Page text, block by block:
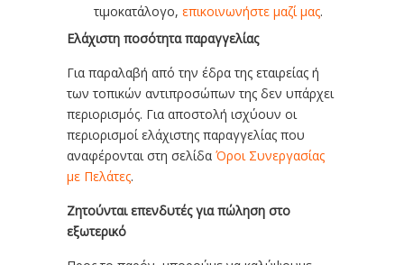
τιμοκατάλογο, επικοινωνήστε μαζί μας.
Ελάχιστη ποσότητα παραγγελίας
Για παραλαβή από την έδρα της εταιρείας ή
των τοπικών αντιπροσώπων της δεν υπάρχει
περιορισμός. Για αποστολή ισχύουν οι
περιορισμοί ελάχιστης παραγγελίας που
αναφέρονται στη σελίδα Όροι Συνεργασίας
με Πελάτες.
Ζητούνται επενδυτές για πώληση στο
εξωτερικό